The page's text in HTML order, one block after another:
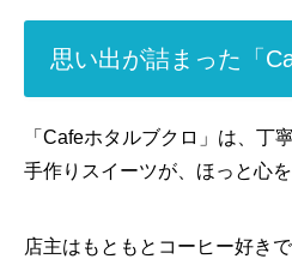
思い出が詰まった「
「Cafeホタルブクロ」は、丁
手作りスイーツが、ほっと心
店主はもともとコーヒー好き